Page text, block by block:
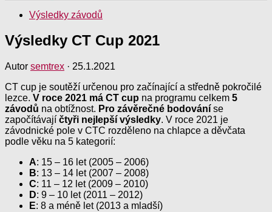
Výsledky závodů
Výsledky CT Cup 2021
Autor semtrex · 25.1.2021
CT cup je soutěží určenou pro začínající a středně pokročilé
lezce. V roce 2021 má CT cup na programu celkem 5
závodů na obtížnost. Pro závěrečné bodování se
započítávají čtyři nejlepší výsledky. V roce 2021 je
závodnické pole v CTC rozděleno na chlapce a děvčata
podle věku na 5 kategorií:
A: 15 – 16 let (2005 – 2006)
B: 13 – 14 let (2007 – 2008)
C: 11 – 12 let (2009 – 2010)
D: 9 – 10 let (2011 – 2012)
E: 8 a méně let (2013 a mladší)